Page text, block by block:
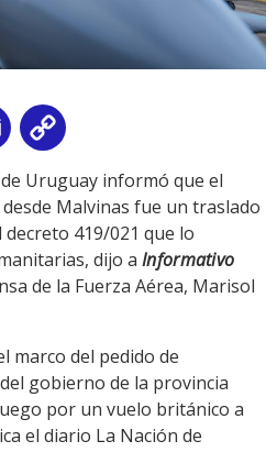
Email
Link
Uruguay informó que el
Malvinas fue un traslado
419/021 que lo
dijo a Informativo
de la Fuerza Aérea, Marisol
marco del pedido de
gobierno de la provincia
por un vuelo británico a
el diario La Nación de